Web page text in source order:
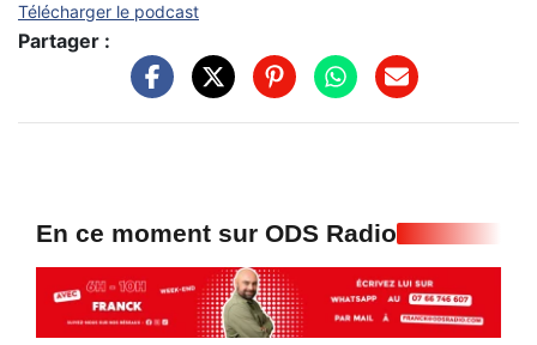
Télécharger le podcast
Partager :
En ce moment sur ODS Radio